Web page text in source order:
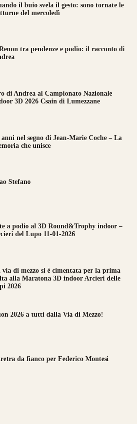
il buio svela il gesto: sono tornate le
del mercoledì
tra pendenze e podio: il racconto di
di Andrea al Campionato Nazionale
3D 2026 Csain di Lumezzane
anni nel segno di Jean-Marie Coche – La
che unisce
Stefano
a podio al 3D Round&Trophy indoor –
del Lupo 11-01-2026
via di mezzo si è cimentata per la prima
alla Maratona 3D indoor Arcieri delle
2026
2026 a tutti dalla Via di Mezzo!
da fianco per Federico Montesi